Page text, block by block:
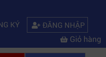
KÝ ĐĂNG NHẬP
Giỏ hàng